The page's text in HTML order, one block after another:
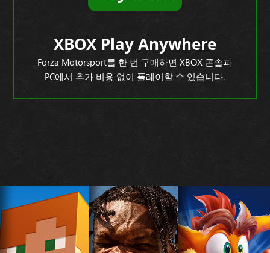
XBOX Play Anywhere
Forza Motorsport를 한 번 구매하면 XBOX 콘솔과
PC에서 추가 비용 없이 플레이할 수 있습니다.